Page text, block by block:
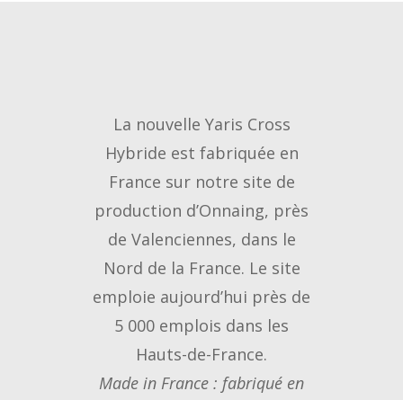
La nouvelle Yaris Cross
Hybride est fabriquée en
France sur notre site de
production d’Onnaing, près
de Valenciennes, dans le
Nord de la France. Le site
emploie aujourd’hui près de
5 000 emplois dans les
Hauts-de-France.
Made in France : fabriqué en